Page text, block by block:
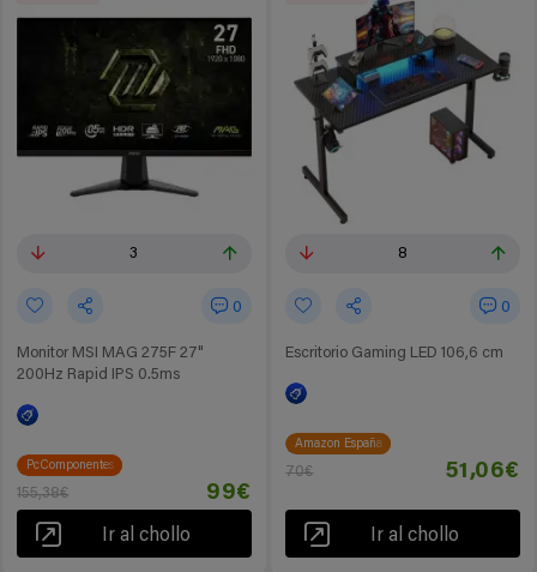
3
0
Monitor MSI MAG 275F 27"
200Hz Rapid IPS 0.5ms
PcComponentes
155,38€ 99€
Ir al chollo
8
0
Escritorio Gaming LED 106,6 cm
Amazon España
70€ 51,06€
Ir al chollo